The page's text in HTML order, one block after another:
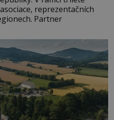
reprezentačních
Partner